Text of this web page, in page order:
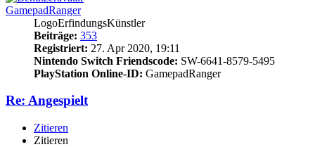
GamepadRanger
LogoErfindungsKünstler
Beiträge: 353
Registriert: 27. Apr 2020, 19:11
Nintendo Switch Friendscode: SW-6641-8579-5495
PlayStation Online-ID: GamepadRanger
Re: Angespielt
Zitieren
Zitieren